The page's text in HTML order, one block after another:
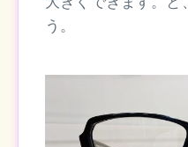
う。